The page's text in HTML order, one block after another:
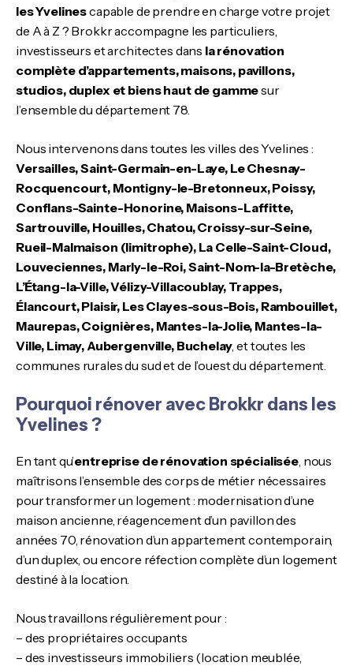
les Yvelinescapable de prendre en charge votre projet
de A à Z ? Brokkr accompagne les particuliers,
investisseurs et architectes dans la rénovation
complète d’appartements, maisons, pavillons,
studios, duplex et biens haut de gammesur
l’ensemble du département 78.
Nous intervenons dans toutes les villes des Yvelines :
Versailles, Saint-Germain-en-Laye, Le Chesnay-
Rocquencourt, Montigny-le-Bretonneux, Poissy,
Conflans-Sainte-Honorine, Maisons-Laffitte,
Sartrouville, Houilles, Chatou, Croissy-sur-Seine,
Rueil-Malmaison (limitrophe), La Celle-Saint-Cloud,
Louveciennes, Marly-le-Roi, Saint-Nom-la-Bretèche,
L’Étang-la-Ville, Vélizy-Villacoublay, Trappes,
Élancourt, Plaisir, Les Clayes-sous-Bois, Rambouillet,
Maurepas, Coignières, Mantes-la-Jolie, Mantes-la-
Ville, Limay, Aubergenville, Buchelay, et toutes les
communes rurales du sud et de l’ouest du département.
Pourquoi rénover avec Brokkr dans les
Yvelines ?
En tant qu’entreprise de rénovation spécialisée, nous
maîtrisons l’ensemble des corps de métier nécessaires
pour transformer un logement : modernisation d’une
maison ancienne, réagencement d’un pavillon des
années 70, rénovation d’un appartement contemporain,
d’un duplex, ou encore réfection complète d’un logement
destiné à la location.
Nous travaillons régulièrement pour :
– des propriétaires occupants
– des investisseurs immobiliers (location meublée,